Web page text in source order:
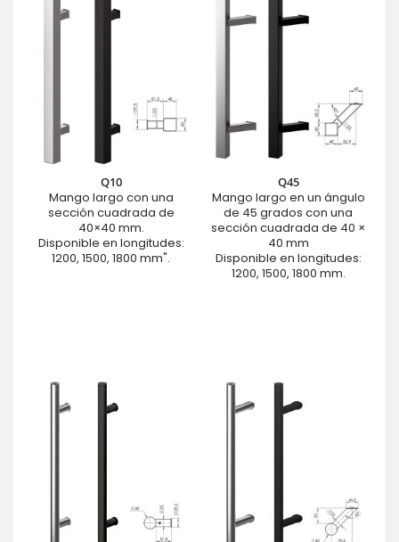
Q10
Mango largo con una
sección cuadrada de
40×40 mm.
Disponible en longitudes:
1200, 1500, 1800 mm".
Q45
Mango largo en un ángulo
de 45 grados con una
sección cuadrada de 40 ×
40 mm
Disponible en longitudes:
1200, 1500, 1800 mm.